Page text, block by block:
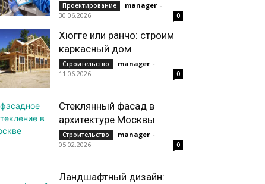
Проектирование manager -
30.06.2026
0
Хюгге или ранчо: строим
каркасный дом
Строительство manager -
11.06.2026
0
Стеклянный фасад в
архитектуре Москвы
Строительство manager -
05.02.2026
0
Ландшафтный дизайн: